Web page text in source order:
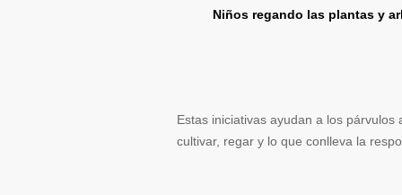
Niños regando las plantas y
Estas iniciativas ayudan a los
cultivar, regar y lo que conlleva la